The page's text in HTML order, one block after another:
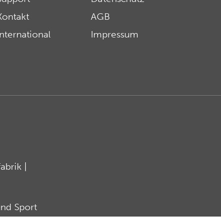
AGB
Impressum
|
Sport